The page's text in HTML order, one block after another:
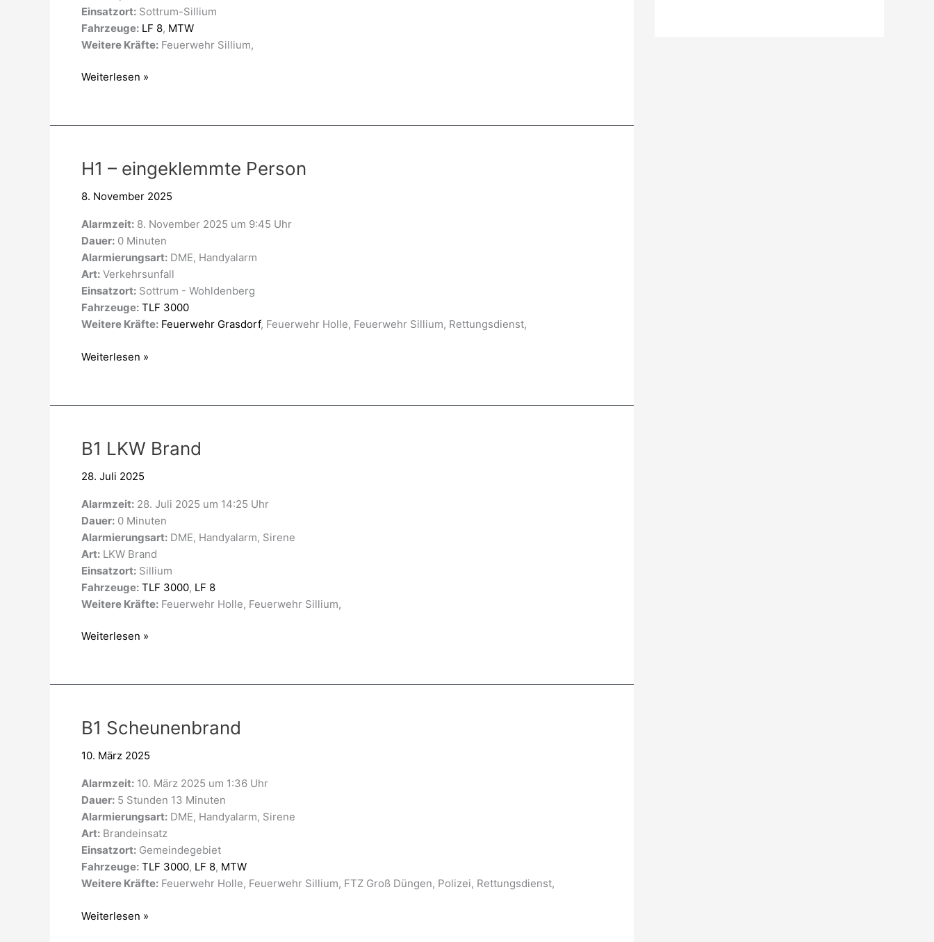
Einsatzort: Sottrum-Sillium
Fahrzeuge: LF 8, MTW
Weitere Kräfte: Feuerwehr Sillium,
Weiterlesen »
H1 – eingeklemmte Person
8. November 2025
Alarmzeit: 8. November 2025 um 9:45 Uhr
Dauer: 0 Minuten
Alarmierungsart: DME, Handyalarm
Art: Verkehrsunfall
Einsatzort: Sottrum - Wohldenberg
Fahrzeuge: TLF 3000
Weitere Kräfte: Feuerwehr Grasdorf, Feuerwehr Holle, Feuerwehr Sillium, Rettungsdienst,
H1
eingeklemmte
Weiterlesen »
B1 LKW Brand
28. Juli 2025
Alarmzeit: 28. Juli 2025 um 14:25 Uhr
Dauer: 0 Minuten
Alarmierungsart: DME, Handyalarm, Sirene
Art: LKW Brand
Einsatzort: Sillium
Fahrzeuge: TLF 3000, LF 8
Weitere Kräfte: Feuerwehr Holle, Feuerwehr Sillium,
B1
Brand
Weiterlesen »
B1 Scheunenbrand
10. März 2025
Alarmzeit: 10. März 2025 um 1:36 Uhr
Dauer: 5 Stunden 13 Minuten
Alarmierungsart: DME, Handyalarm, Sirene
Art: Brandeinsatz
Einsatzort: Gemeindegebiet
Fahrzeuge: TLF 3000, LF 8, MTW
Weitere Kräfte: Feuerwehr Holle, Feuerwehr Sillium, FTZ Groß Düngen, Polizei, Rettungsdienst,
B1
Weiterlesen »